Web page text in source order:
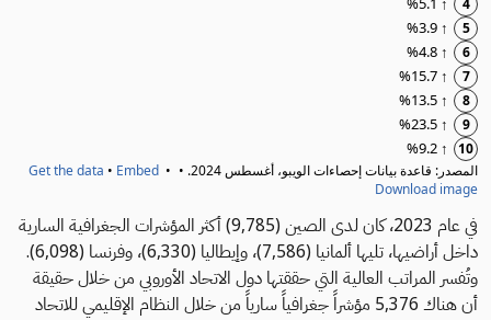
في عام 2023، كان لدى الصين (9,785) أكثر المؤشرات الجغرافية السارية
داخل أراضيها، تليها ألمانيا (7,586)، وإيطاليا (6,330)، وفرنسا (6,098).
وتُفسر المراتب العالية التي حققتها دول الاتحاد الأوروبي من خلال حقيقة
أن هناك 5,376 مؤشراً جغرافياً سارياً من خلال النظام الإقليمي للاتحاد